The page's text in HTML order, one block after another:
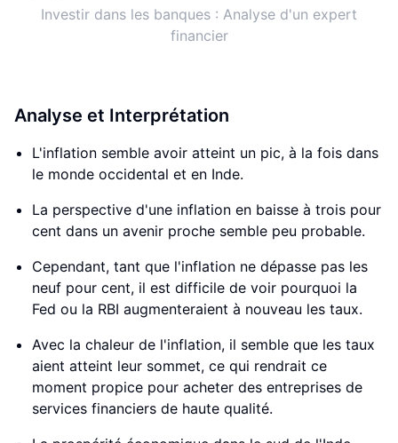
Investir dans les banques : Analyse d'un expert
financier
Analyse et Interprétation
L'inflation semble avoir atteint un pic, à la fois dans
le monde occidental et en Inde.
La perspective d'une inflation en baisse à trois pour
cent dans un avenir proche semble peu probable.
Cependant, tant que l'inflation ne dépasse pas les
neuf pour cent, il est difficile de voir pourquoi la
Fed ou la RBI augmenteraient à nouveau les taux.
Avec la chaleur de l'inflation, il semble que les taux
aient atteint leur sommet, ce qui rendrait ce
moment propice pour acheter des entreprises de
services financiers de haute qualité.